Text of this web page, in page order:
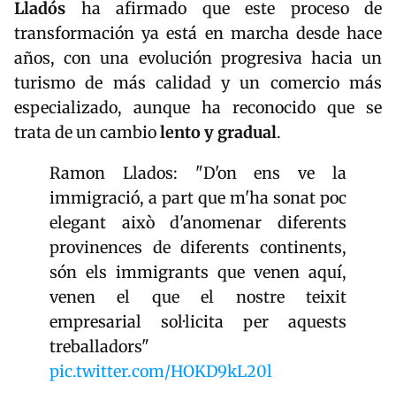
Lladós ha afirmado que este proceso de
transformación ya está en marcha desde hace
años, con una evolución progresiva hacia un
turismo de más calidad y un comercio más
especializado, aunque ha reconocido que se
trata de un cambiolento y gradual.
Ramon Llados: "D'on ens ve la
immigració, a part que m'ha sonat poc
elegant això d'anomenar diferents
provinences de diferents continents,
són els immigrants que venen aquí,
venen el que el nostre teixit
empresarial sol·licita per aquests
treballadors"
pic.twitter.com/HOKD9kL20l